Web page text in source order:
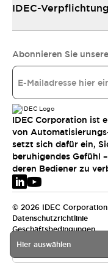
Hier auswählen
IDEC-
Abonnieren Sie
IDEC Corporation ist
von
setzt sich dafür ein,
beruhigendes Gefühl
deren Bediener zu
© 2026 IDEC Corporation
Datenschutzrichtlinie
Geschäftsbedingungen
EMEA